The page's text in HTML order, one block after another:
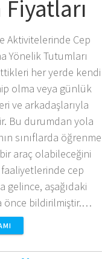
Fiyatları
Aktivitelerinde Cep
Yönelik Tutumları
her yerde kendi
olma veya günlük
ve arkadaşlarıyla
Bu durumdan yola
sınıflarda öğrenme
araç olabileceğini
cep
gelince, aşağıdaki
önce bildirilmiştir.…